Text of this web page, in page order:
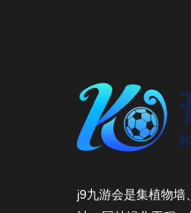
j9九游会是集植物墙